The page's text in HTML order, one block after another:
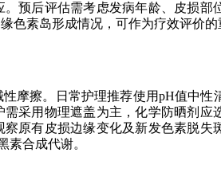
预后评估需考虑发病年龄、皮损部
色素岛形成情况，可作为疗效评价的
摩擦。日常护理推荐使用pH值中性
采用物理遮盖为主，化学防晒剂应
原有皮损边缘变化及新发色素脱失
素合成代谢。